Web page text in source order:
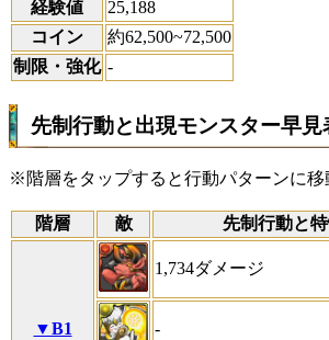
経験値
25,188
コイン
約62,500~72,500
制限・強化 -
先制行動と出現モンスター早見
※階層をタップすると行動パターンに移
階層 敵 先制行動と
▼B1
1,734ダメージ
-